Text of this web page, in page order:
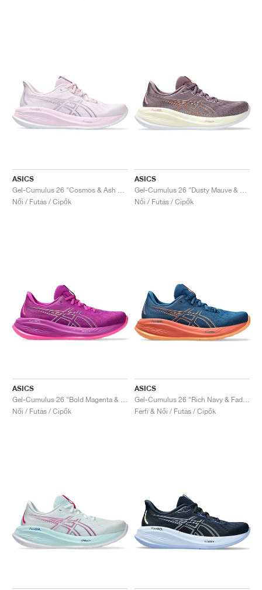
ASICS
Női / Futás / Cipők
ASICS
Női / Futás / Cipők
ASICS
Női / Futás / Cipők
ASICS
Férfi & Női / Futás / Cipők